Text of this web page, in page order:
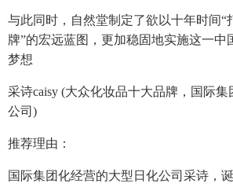
与此同时，自然堂制定了欲以十年时间“
牌”的宏远蓝图，更加稳固地实施这一中
梦想
采诗caisy (大众化妆品十大品牌，国际
公司)
推荐理由：
国际集团化经营的大型日化公司采诗，